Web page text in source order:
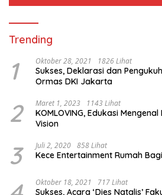
Trending
1 Oktober 28, 2021 1826 Lihat
Sukses, Deklarasi dan
Ormas DKI Jakarta
2 Maret 1, 2023 1143 Lihat
KOMLOVING, Edukasi
Vision
3 Juli 2, 2020 858 Lihat
Kece Entertainment Rumah
Oktober 18, 2021 717 Lihat
Sukses, Acara ‘Dies Natalis’ Fakultas Hukum Universitas